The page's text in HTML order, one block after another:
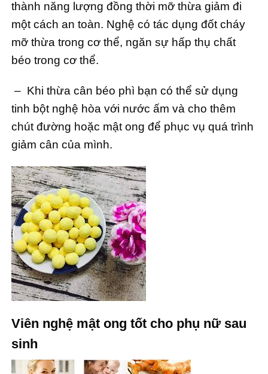
thành năng lượng đồng thời mỡ thừa giảm đi
một cách an toàn. Nghệ có tác dụng đốt cháy
mỡ thừa trong cơ thể, ngăn sự hấp thụ chất
béo trong cơ thể.
– Khi thừa cân béo phì bạn có thể sử dụng
tinh bột nghệ hòa với nước ấm và cho thêm
chút đường hoặc mật ong để phục vụ quá trình
giảm cân của mình.
Viên nghệ mật ong tốt cho phụ nữ sau
sinh